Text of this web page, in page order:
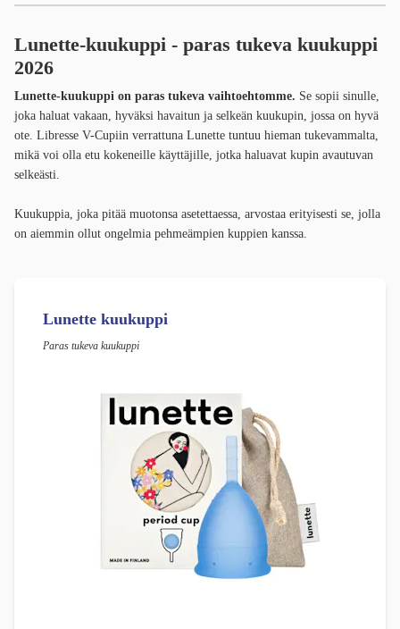
Lunette-kuukuppi - paras tukeva kuukuppi
2026
Lunette-kuukuppi on paras tukeva vaihtoehtomme. Se sopii sinulle,
joka haluat vakaan, hyväksi havaitun ja selkeän kuukupin, jossa on hyvä
ote. Libresse V-Cupiin verrattuna Lunette tuntuu hieman tukevammalta,
mikä voi olla etu kokeneille käyttäjille, jotka haluavat kupin avautuvan
selkeästi.
Kuukuppia, joka pitää muotonsa asetettaessa, arvostaa erityisesti se, jolla
on aiemmin ollut ongelmia pehmeämpien kuppien kanssa.
Lunette kuukuppi
Paras tukeva kuukuppi